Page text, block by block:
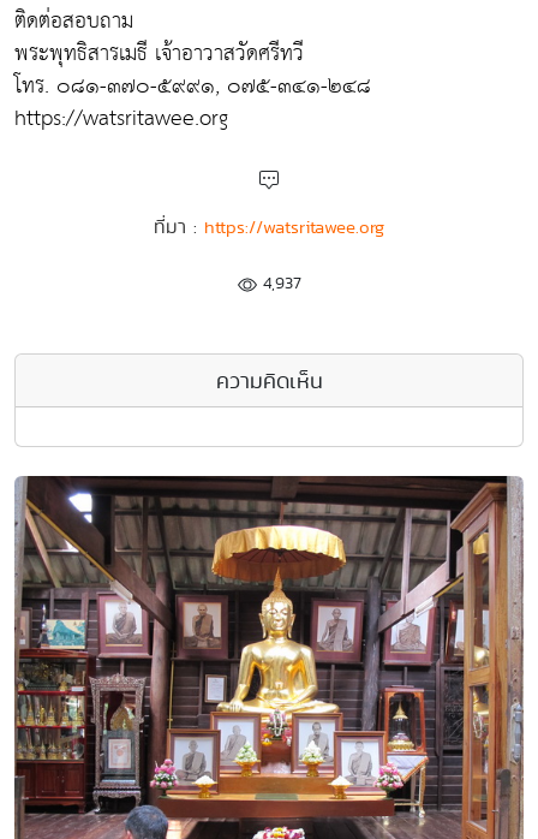
ติดต่อสอบถาม
พระพุทธิสารเมธี เจ้าอาวาสวัดศรีทวี
โทร. ๐๘๑-๓๗๐-๕๙๙๑, ๐๗๕-๓๔๑-๒๔๘
https://watsritawee.org
ที่มา : https://watsritawee.org
4,937
ความคิดเห็น